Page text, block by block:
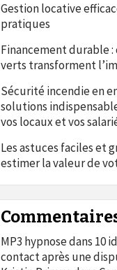
Gestion locative
pratiques
Financement durable
verts transforment
Sécurité incendie en
solutions
vos locaux et vos
Les astuces faciles et
estimer la valeur de
MP3 hypnosedans 10
contact après une